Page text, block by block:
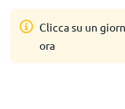
Clicca su un
ora